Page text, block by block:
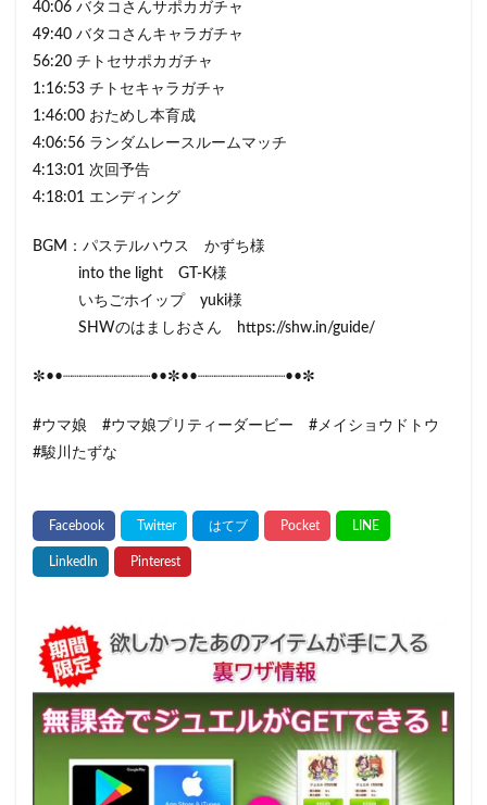
40:06 バタコさんサポカガチャ
49:40 バタコさんキャラガチャ
56:20 チトセサポカガチャ
1:16:53 チトセキャラガチャ
1:46:00 おためし本育成
4:06:56 ランダムレースルームマッチ
4:13:01 次回予告
4:18:01 エンディング
BGM：パステルハウス かずち様
into the light GT-K様
いちごホイップ yuki様
SHWのはましおさん https://shw.in/guide/
✼••┈┈┈┈┈┈┈┈┈┈••✼••┈┈┈┈┈┈┈┈┈┈••✼
#ウマ娘 #ウマ娘プリティーダービー #メイショウドトウ
#駿川たずな